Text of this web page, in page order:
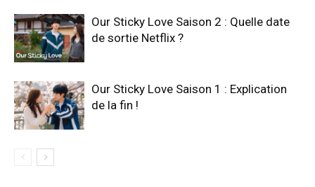
Our Sticky Love Saison 2 : Quelle date
de sortie Netflix ?
Our Sticky Love Saison 1 : Explication
de la fin !